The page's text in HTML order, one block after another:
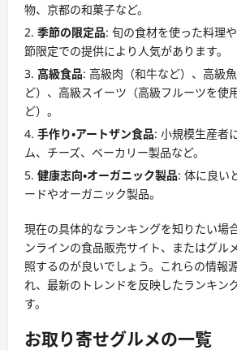
物、京都の和菓子など。
季節の限定品: 旬の食材を使った料理
節限定での提供により人気があります。
高級食品: 高級肉（和牛など）、高級
ど）、高級スイーツ（高級フルーツを使
ど）。
手作り・アートザン食品: 小規模生産者
ム、チーズ、ベーカリー製品など。
健康志向・オーガニック製品: 体に良い
ードやオーガニック製品。
現在の具体的なランキングを知りたい場
ンラインの食品販売サイト、またはグル
照するのが良いでしょう。これらの情報
れ、最新のトレンドを反映したランキン
す。
お取り寄せグルメの一覧